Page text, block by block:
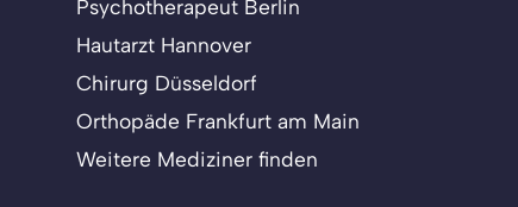
Psychotherapeut Berlin
Hautarzt Hannover
Chirurg Düsseldorf
Orthopäde Frankfurt am Main
Weitere Mediziner finden